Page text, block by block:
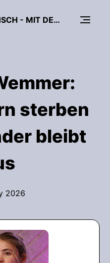
HOFFNUNGSMENSCH - MIT DEM HIMMEL IM HERZEN DIE WELT VERÄNDERN
sterben
bleibt
2026